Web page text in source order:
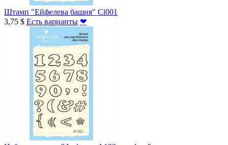
Штамп "Ейфелева башня" Ci001
3,75 $ Есть варианты ❤